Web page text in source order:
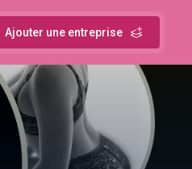
Ajouter une entreprise